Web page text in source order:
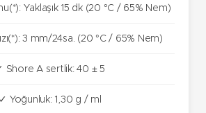
Yaklaşık 15 dk (20 °C / 65% Nem)
3 mm/24sa. (20 °C / 65% Nem)
Shore A sertlik: 40 ± 5
✓ Yoğunluk: 1,30 g / ml